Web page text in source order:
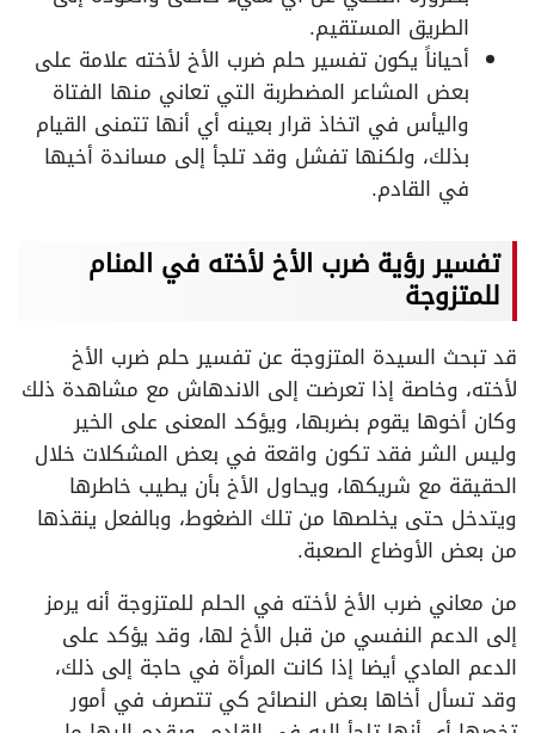
الطريق المستقيم.
أحياناً يكون تفسير حلم ضرب الأخ لأخته علامة على
بعض المشاعر المضطربة التي تعاني منها الفتاة
واليأس في اتخاذ قرار بعينه أي أنها تتمنى القيام
بذلك، ولكنها تفشل وقد تلجأ إلى مساندة أخيها
في القادم.
تفسير رؤية ضرب الأخ لأخته في المنام
للمتزوجة
قد تبحث السيدة المتزوجة عن تفسير حلم ضرب الأخ
لأخته، وخاصة إذا تعرضت إلى الاندهاش مع مشاهدة ذلك
وكان أخوها يقوم بضربها، ويؤكد المعنى على الخير
وليس الشر فقد تكون واقعة في بعض المشكلات خلال
الحقيقة مع شريكها، ويحاول الأخ بأن يطيب خاطرها
ويتدخل حتى يخلصها من تلك الضغوط، وبالفعل ينقذها
من بعض الأوضاع الصعبة.
من معاني ضرب الأخ لأخته في الحلم للمتزوجة أنه يرمز
إلى الدعم النفسي من قبل الأخ لها، وقد يؤكد على
الدعم المادي أيضا إذا كانت المرأة في حاجة إلى ذلك،
وقد تسأل أخاها بعض النصائح كي تتصرف في أمور